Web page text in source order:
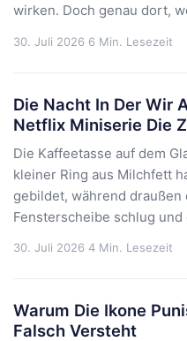
wirken. Doch genau dort,
30. Juli 2026 6 Min. Lesezeit
Die Nacht In Der Wir
Netflix Miniserie Die
Die Kaffeetasse auf dem
kleiner Ring aus Milchfett
gebildet, während draußen
Fensterscheibe schlug und
30. Juli 2026 4 Min. Lesezeit
Warum Die Ikone
Falsch Versteht